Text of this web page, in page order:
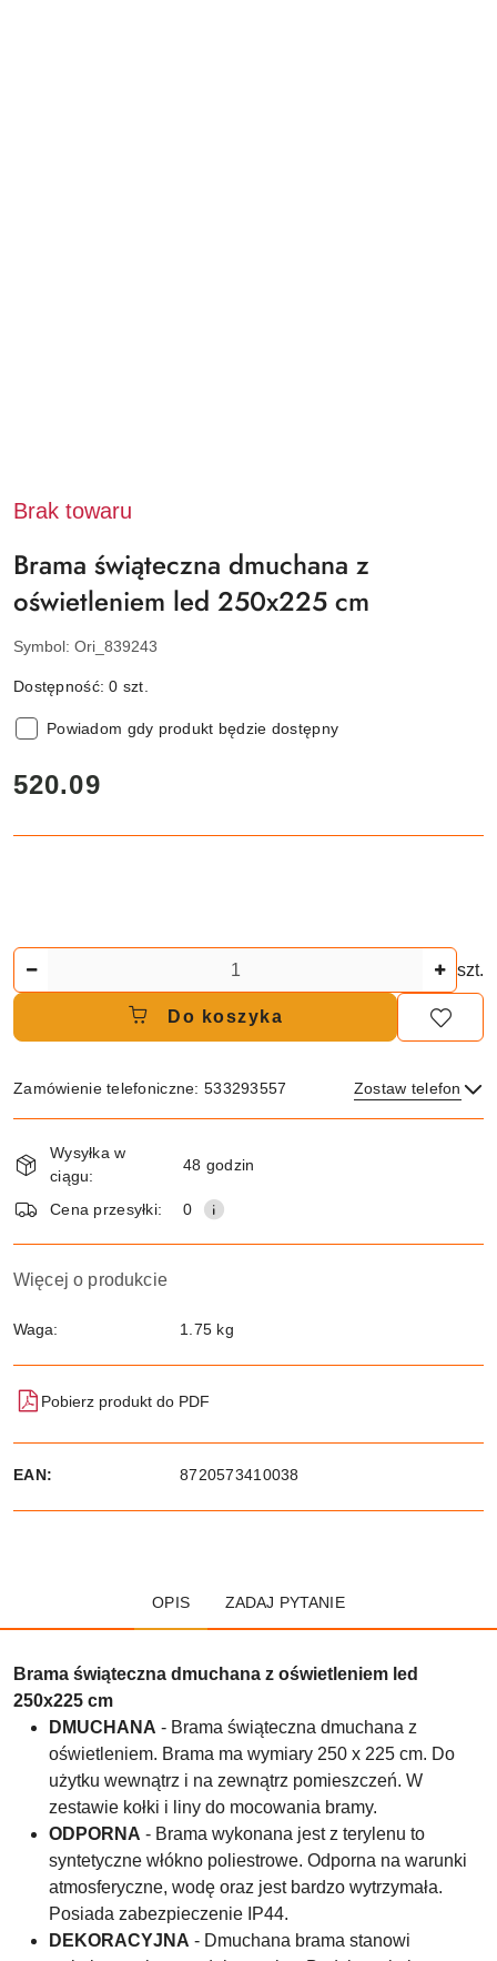
Brak towaru
Brama świąteczna dmuchana z
oświetleniem led 250x225 cm
Symbol: Ori_839243
Dostępność:0 szt.
Powiadom gdy produkt będzie dostępny
cena:
520.09
szt.
Do koszyka
Zamówienie telefoniczne: 533293557 Zostaw telefon
i
dostawa
Wysyłka w
ciągu:
48 godzin
Cena przesyłki: 0
Więcej o produkcie
Waga: 1.75 kg
Pobierz produkt do PDF
EAN: 8720573410038
OPIS ZADAJ PYTANIE
Brama świąteczna dmuchana z oświetleniem led
250x225 cm
DMUCHANA - Brama świąteczna dmuchana z
oświetleniem. Brama ma wymiary 250 x 225 cm. Do
użytku wewnątrz i na zewnątrz pomieszczeń. W
zestawie kołki i liny do mocowania bramy.
ODPORNA - Brama wykonana jest z terylenu to
syntetyczne włókno poliestrowe. Odporna na warunki
atmosferyczne, wodę oraz jest bardzo wytrzymała.
Posiada zabezpieczenie IP44.
DEKORACYJNA - Dmuchana brama stanowi